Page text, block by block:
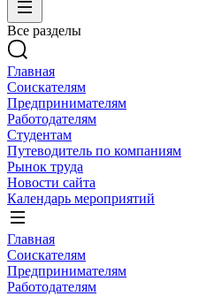
Все разделы
Главная
Соискателям
Предпринимателям
Работодателям
Студентам
Путеводитель по компаниям
Рынок труда
Новости сайта
Календарь мероприятий
Главная
Соискателям
Предпринимателям
Работодателям